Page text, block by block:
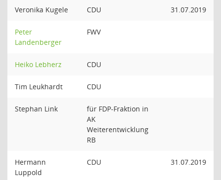
Veronika Kugele CDU 31.07.2019
Peter
Landenberger
FWV
Heiko Lebherz CDU
Tim Leukhardt CDU
Stephan Link
für FDP-Fraktion in
AK
Weiterentwicklung
RB
Hermann
Luppold
CDU 31.07.2019